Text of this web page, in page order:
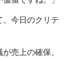
今日のクリテ
売上の確保、